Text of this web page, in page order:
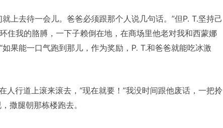
上去待一会儿。爸爸必须跟那个人说几句话。”但P. T.坚持己
住我的胳膊，一下子赖倒在地，在商场里他老对我和西蒙娜
果能一口气跑到那儿，作为奖励，P. T.和爸爸就能吃冰激
人行道上滚来滚去，“现在就要！”我没时间跟他废话，一把拎
撒腿朝那栋楼跑去。